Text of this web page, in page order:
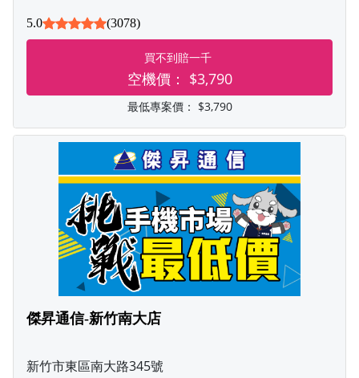
5.0 (3078)
買不到賠一千
空機價： $3,790
最低專案價： $3,790
傑昇通信-新竹南大店
新竹市東區南大路345號